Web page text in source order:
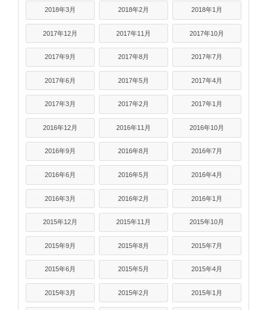
2018年3月 2018年2月 2018年1月
2017年12月 2017年11月 2017年10月
2017年9月 2017年8月 2017年7月
2017年6月 2017年5月 2017年4月
2017年3月 2017年2月 2017年1月
2016年12月 2016年11月 2016年10月
2016年9月 2016年8月 2016年7月
2016年6月 2016年5月 2016年4月
2016年3月 2016年2月 2016年1月
2015年12月 2015年11月 2015年10月
2015年9月 2015年8月 2015年7月
2015年6月 2015年5月 2015年4月
2015年3月 2015年2月 2015年1月